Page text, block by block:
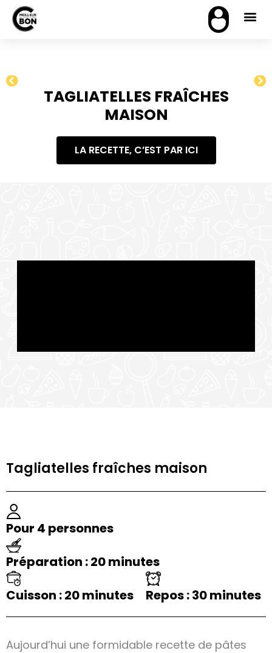
TAGLIATELLES FRAÎCHES
MAISON
LA RECETTE, C’EST PAR ICI
Tagliatelles fraîches maison
Pour 4 personnes
Préparation : 20 minutes
Cuisson : 20 minutes
Repos : 30 minutes
Aujourd’hui une formidable recette de pâtes